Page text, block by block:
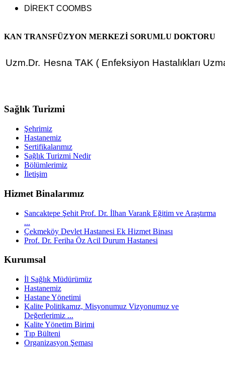
DİREKT COOMBS
KAN TRANSFÜZYON MERKEZİ SORUMLU DOKTORU
Uzm.Dr. Hesna TAK ( Enfeksiyon Hastalıkları
Sağlık Turizmi
Şehrimiz
Hastanemiz
Sertifikalarımız
Sağlık Turizmi Nedir
Bölümlerimiz
İletişim
Hizmet Binalarımız
Sancaktepe Şehit Prof. Dr. İlhan Varank Eğitim ve Araştırma
...
Çekmeköy Devlet Hastanesi Ek Hizmet Binası
Prof. Dr. Feriha Öz Acil Durum Hastanesi
Kurumsal
İl Sağlık Müdürümüz
Hastanemiz
Hastane Yönetimi
Kalite Politikamız, Misyonumuz Vizyonumuz ve
Değerlerimiz ...
Kalite Yönetim Birimi
Tıp Bülteni
Organizasyon Şeması